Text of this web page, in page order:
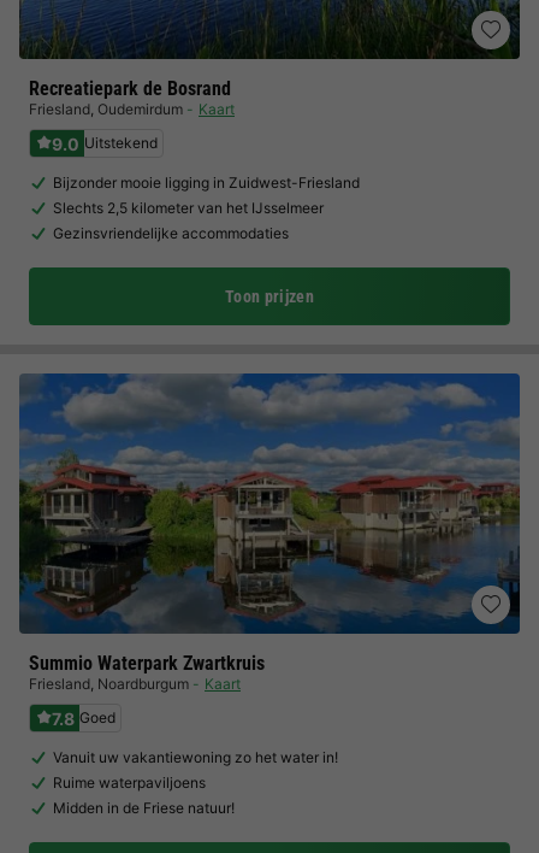
Recreatiepark de Bosrand
Friesland, Oudemirdum Kaart
9.0 Uitstekend
Bijzonder mooie ligging in Zuidwest-Friesland
Slechts 2,5 kilometer van het IJsselmeer
Gezinsvriendelijke accommodaties
Toon prijzen
Summio Waterpark Zwartkruis
Friesland, Noardburgum Kaart
7.8 Goed
Vanuit uw vakantiewoning zo het water in!
Ruime waterpaviljoens
Midden in de Friese natuur!